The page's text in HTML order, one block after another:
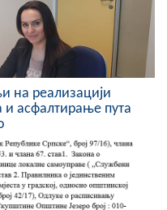
на реализацији
и асфалтирање пута